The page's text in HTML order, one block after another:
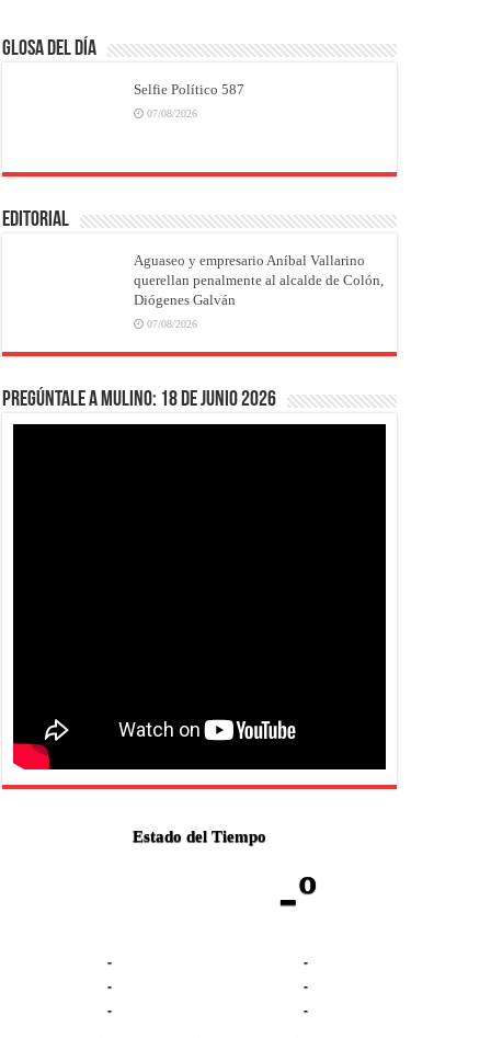
Glosa del Día
Selfie Político 587
07/08/2026
EDITORIAL
Aguaseo y empresario Aníbal Vallarino
querellan penalmente al alcalde de Colón,
Diógenes Galván
07/08/2026
Pregúntale a Mulino: 18 de junio 2026
Estado del Tiempo
-º
-
-
-
-
-
-